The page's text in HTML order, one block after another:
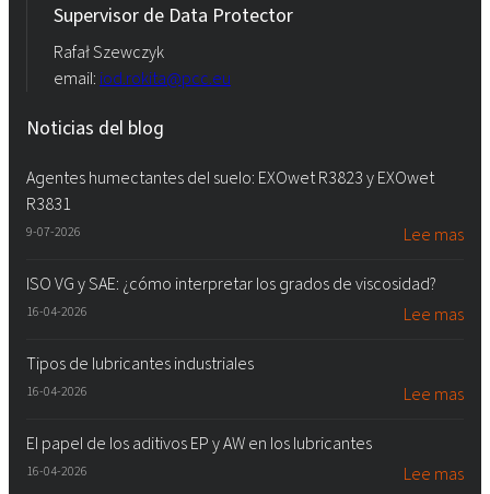
Supervisor de Data Protector
Rafał Szewczyk
email: iod.rokita@pcc.eu
Noticias del blog
Agentes humectantes del suelo: EXOwet R3823 y EXOwet
R3831
9-07-2026 Lee mas
ISO VG y SAE: ¿cómo interpretar los grados de viscosidad?
16-04-2026 Lee mas
Tipos de lubricantes industriales
16-04-2026 Lee mas
El papel de los aditivos EP y AW en los lubricantes
16-04-2026 Lee mas